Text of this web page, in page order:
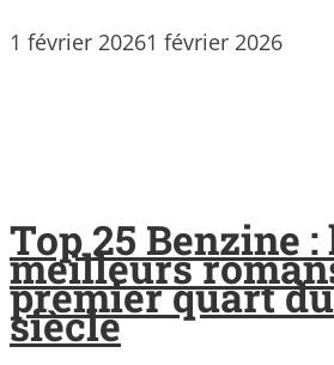
1 février 20261 février 2026
Top 25 Benzine :
meilleurs
premier quart
siècle